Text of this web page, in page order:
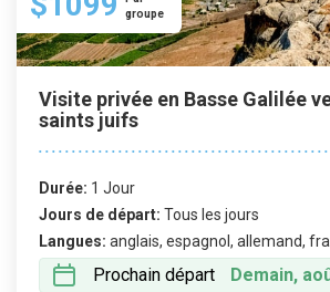
groupe
Visite privée en Basse Galilée
saints juifs
Durée: 1 Jour
Jours de départ: Tous les jours
Langues: anglais, espagnol, allemand,
Prochain départ Demain,